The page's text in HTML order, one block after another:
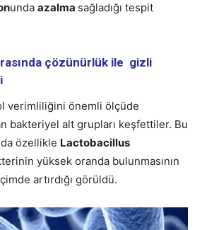
unda azalma sağladığı tespit
çözünürlük ile gizli
verimliliğini önemli ölçüde
bakteriyel alt grupları keşfettiler. Bu
özellikle Lactobacillus
yüksek oranda bulunmasının
artırdığı görüldü.